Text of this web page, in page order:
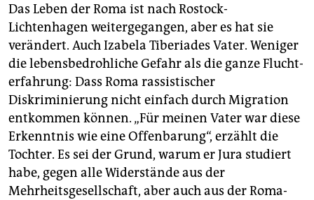
Das Leben der Roma ist nach Rostock-
Lichtenhagen weitergegangen, aber es hat sie
verändert. Auch Izabela Tiberiades Vater. Weniger
die lebensbedrohliche Gefahr als die ganze Flucht­
erfahrung: Dass Roma rassistischer
Diskriminierung nicht einfach durch Migration
entkommen können. „Für meinen Vater war diese
Erkenntnis wie eine Offenbarung“, erzählt die
Tochter. Es sei der Grund, warum er Jura studiert
habe, gegen alle Widerstände aus der
Mehrheitsgesellschaft, aber auch aus der Roma-